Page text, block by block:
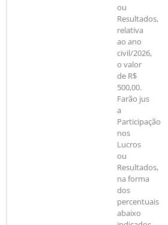
ou
Resultados,
relativa
ao ano
civil/2026,
o valor
de R$
500,00.
Farão jus
a
Participação
nos
Lucros
ou
Resultados,
na forma
dos
percentuais
abaixo